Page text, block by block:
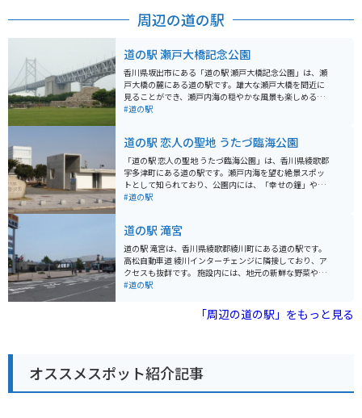
周辺の道の駅
道の駅 瀬戸大橋記念公園
香川県坂出市にある「道の駅 瀬戸大橋記念公園」は、瀬
戸大橋の麓にある道の駅です。雄大な瀬戸大橋を間近に
見ることができ、瀬戸内海の穏やかな風景も楽しめる絶
好のロケーションです。 園内には、瀬戸大橋の歴史や構
で楽しめます。 バイクで行く場合は、道の駅に隣接する
駐車場にバイク専用の駐輪スペースがあります。 瀬戸内
海の海の幸を使った料理を提供するレストランや、香川
県の名産品であるうどん、オリーブオイル、和三盆など
を販売する売店もあります。 瀬戸大橋をバックに記念撮
#道の駅
道の駅 恋人の聖地 うたづ臨海公園
「道の駅 恋人の聖地 うたづ臨海公園」は、香川県綾歌郡
宇多津町にある道の駅です。瀬戸内海を望む絶景スポッ
トとして知られており、公園内には、「幸せの鐘」や
「恋人の聖地」のモニュメントなどがあります。 ドライ
ショップやレストランがあり、香川の味覚を楽しむこと
ができます。おすすめは、新鮮な海の幸を使った海鮮丼
や、讃岐うどん、骨付鳥などです。 また、近くには「四
国水族館」や「NEWレオマワールド」などのテーマパー
クもあり、家族連れで楽しむこともできます。
#道の駅
道の駅 滝宮
道の駅 滝宮は、香川県綾歌郡綾川町にある道の駅です。
高松自動車道 綾川インターチェンジに隣接しており、ア
クセスも抜群です。 施設内には、地元の新鮮な野菜や果
物を販売する農産物直売所や、香川県の名産品であるう
舞台古墳」や、紫雲山の中腹に位置する「滝宮天満宮」
所としても利用しやすい施設です。
#道の駅
「周辺の道の駅」をもっと見る
オススメスポット紹介記事